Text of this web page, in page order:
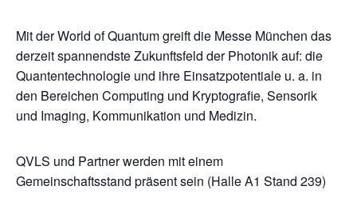
Mit der World of Quantum greift die Messe München das
derzeit spannendste Zukunftsfeld der Photonik auf: die
Quantentechnologie und ihre Einsatzpotentiale u. a. in
den Bereichen Computing und Kryptografie, Sensorik
und Imaging, Kommunikation und Medizin.
QVLS und Partner werden mit einem
Gemeinschaftsstand präsent sein (Halle A1 Stand 239)